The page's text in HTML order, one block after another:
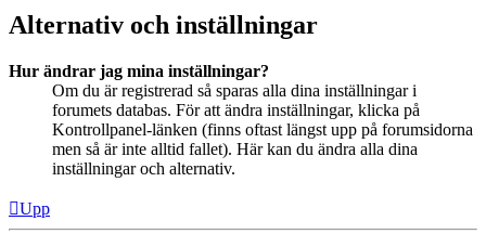
Alternativ och inställningar
Hur ändrar jag mina inställningar?
Om du är registrerad så sparas alla dina inställningar i
forumets databas. För att ändra inställningar, klicka på
Kontrollpanel-länken (finns oftast längst upp på forumsidorna
men så är inte alltid fallet). Här kan du ändra alla dina
inställningar och alternativ.
Upp